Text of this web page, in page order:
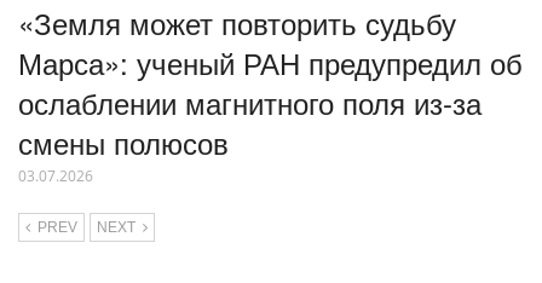
«Земля может повторить судьбу
Марса»: ученый РАН предупредил об
ослаблении магнитного поля из-за
смены полюсов
03.07.2026
PREV NEXT